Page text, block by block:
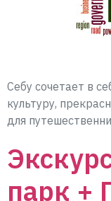
Себу сочетает в
культуру,
для
парк +